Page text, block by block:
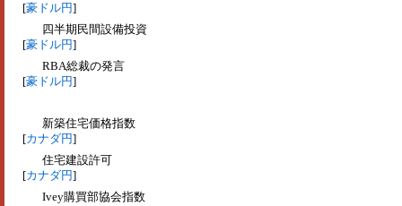
[豪ドル円]
四半期民間設備投資
[豪ドル円]
RBA総裁の発言
[豪ドル円]
新築住宅価格指数
[カナダ円]
住宅建設許可
[カナダ円]
Ivey購買部協会指数